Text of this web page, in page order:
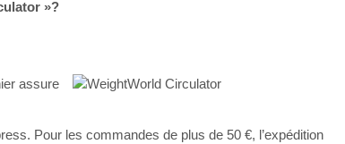
»?
assure
Pour les commandes de plus de 50 €, l’expédition